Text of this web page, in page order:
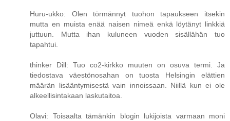
Huru-ukko: Olen törmännyt tuohon tapaukseen itsekin
mutta en muista enää naisen nimeä enkä löytänyt linkkiä
juttuun. Mutta ihan kuluneen vuoden sisällähän tuo
tapahtui.
thinker Dill: Tuo co2-kirkko muuten on osuva termi. Ja
tiedostava väestönosahan on tuosta Helsingin elättien
määrän lisääntymisestä vain innoissaan. Niillä kun ei ole
alkeellisintakaan laskutaitoa.
Olavi: Toisaalta tämänkin blogin lukijoista varmaan moni